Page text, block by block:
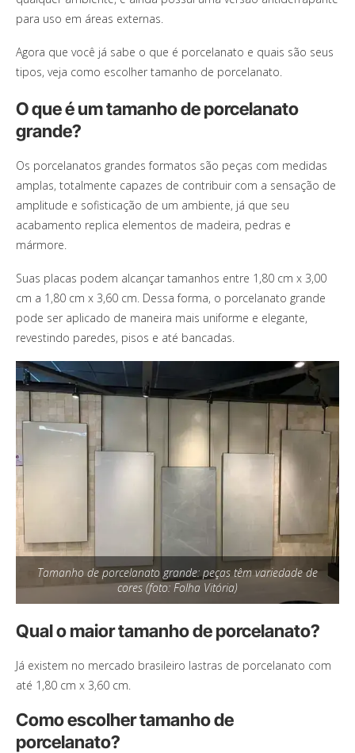
para uso em áreas externas.
Agora que você já sabe o que é porcelanato e quais são seus
tipos, veja como escolher tamanho de porcelanato.
O que é um tamanho de porcelanato
grande?
Os porcelanatos grandes formatos são peças com medidas
amplas, totalmente capazes de contribuir com a sensação de
amplitude e sofisticação de um ambiente, já que seu
acabamento replica elementos de madeira, pedras e
mármore.
Suas placas podem alcançar tamanhos entre 1,80 cm x 3,00
cm a 1,80 cm x 3,60 cm. Dessa forma, o porcelanato grande
pode ser aplicado de maneira mais uniforme e elegante,
revestindo paredes, pisos e até bancadas.
Tamanho de porcelanato grande: peças têm variedade de
cores (foto: Folha Vitória)
Qual o maior tamanho de porcelanato?
Já existem no mercado brasileiro lastras de porcelanato com
até 1,80 cm x 3,60 cm.
Como escolher tamanho de
porcelanato?